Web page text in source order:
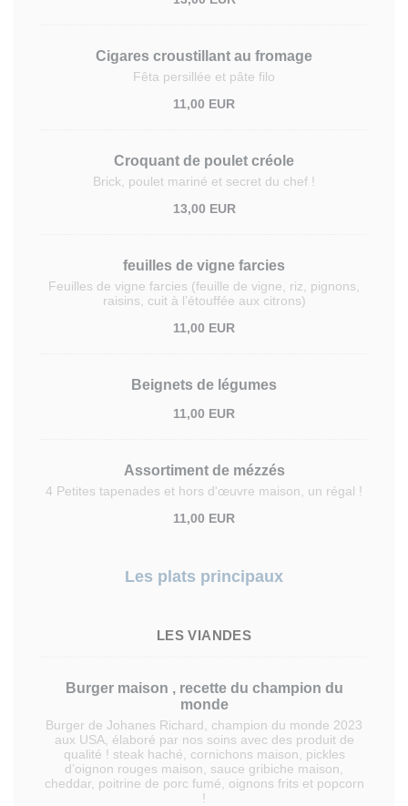
Cigares croustillant au fromage
Fêta persillée et pâte filo
11,00 EUR
Croquant de poulet créole
Brick, poulet mariné et secret du chef !
13,00 EUR
feuilles de vigne farcies
Feuilles de vigne farcies (feuille de vigne, riz, pignons,
raisins, cuit à l’étouffée aux citrons)
11,00 EUR
Beignets de légumes
11,00 EUR
Assortiment de mézzés
4 Petites tapenades et hors d'œuvre maison, un régal !
11,00 EUR
Les plats principaux
LES VIANDES
Burger maison , recette du champion du
monde
Burger de Johanes Richard, champion du monde 2023
aux USA, élaboré par nos soins avec des produit de
qualité ! steak haché, cornichons maison, pickles
d’oignon rouges maison, sauce gribiche maison,
cheddar, poitrine de porc fumé, oignons frits et popcorn
!